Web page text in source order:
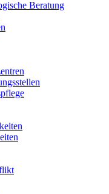
Beratung